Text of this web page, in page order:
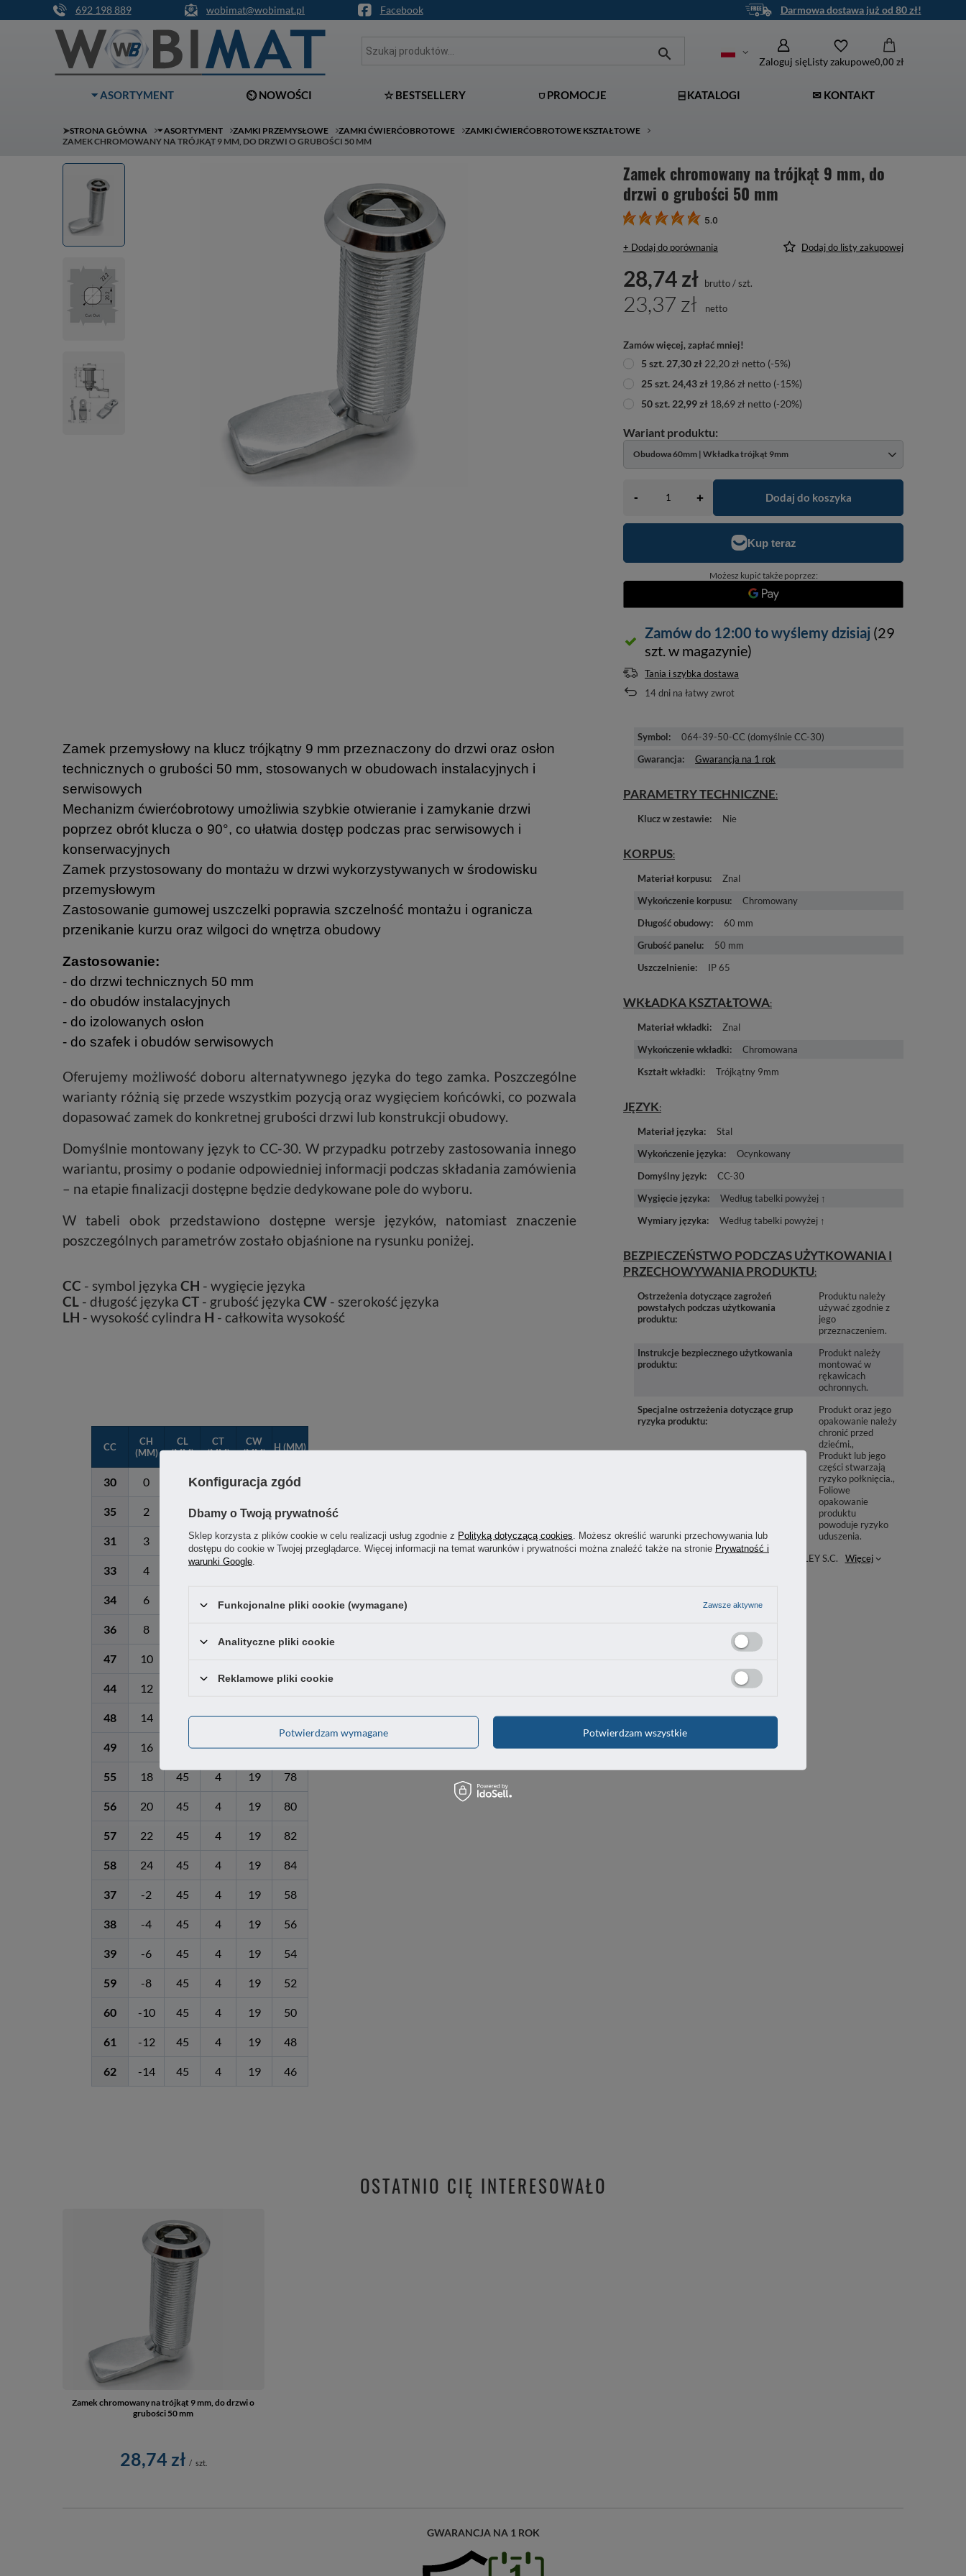
692 198 889 wobimat@wobimat.pl Facebook Darmowa dostawa już od 80 zł!
Zaloguj sięListy zakupowe0,00 zł
⏷ ASORTYMENT ⏲ NOWOŚCI ☆ BESTSELLERY ⛉ PROMOCJE ⌸ KATALOGI ✉ KONTAKT
➤STRONA GŁÓWNA ⏷ ASORTYMENT ZAMKI PRZEMYSŁOWE ZAMKI ĆWIERĆOBROTOWE
ZAMKI ĆWIERĆOBROTOWE KSZTAŁTOWE
ZAMEK CHROMOWANY NA TRÓJKĄT 9 MM, DO DRZWI O GRUBOŚCI 50 MM
Zamek chromowany na trójkąt 9 mm, do
drzwi o grubości 50 mm
5.0
+ Dodaj do porównania Dodaj do listy zakupowej
Obudowa 60mm | Wkładka trójkąt 9mm
- + Dodaj do koszyka
Możesz kupić także poprzez:
28,74 zł brutto/szt.
23,37 zł netto
Zamów więcej, zapłać mniej!
5 szt. 27,30 zł 22,20 zł netto (-5%)
25 szt. 24,43 zł 19,86 zł netto (-15%)
50szt. 22,99 zł 18,69 zł netto (-20%)
Zamów do 12:00 to wyślemy dzisiaj (29
szt. w magazynie)
Tania i szybka dostawa
14dni na łatwy zwrot
Zamek przemysłowy na klucz trójkątny 9 mm przeznaczony do drzwi oraz osłon
technicznych o grubości 50 mm, stosowanych w obudowach instalacyjnych i
serwisowych
Mechanizm ćwierćobrotowy umożliwia szybkie otwieranie i zamykanie drzwi
poprzez obrót klucza o 90°, co ułatwia dostęp podczas prac serwisowych i
konserwacyjnych
Zamek przystosowany do montażu w drzwi wykorzystywanych w środowisku
przemysłowym
Zastosowanie gumowej uszczelki poprawia szczelność montażu i ogranicza
przenikanie kurzu oraz wilgoci do wnętrza obudowy
Zastosowanie:
- do drzwi technicznych 50 mm
- do obudów instalacyjnych
- do izolowanych osłon
- do szafek i obudów serwisowych
Oferujemy możliwość doboru alternatywnego języka do tego zamka. Poszczególne
warianty różnią się przede wszystkim pozycją oraz wygięciem końcówki, co pozwala
dopasować zamek do konkretnej grubości drzwi lub konstrukcji obudowy.
Domyślnie montowany język to CC-30. W przypadku potrzeby zastosowania innego
wariantu, prosimy o podanie odpowiedniej informacji podczas składania zamówienia
– na etapie finalizacji dostępne będzie dedykowane pole do wyboru.
W tabeli obok przedstawiono dostępne wersje języków, natomiast znaczenie
poszczególnych parametrów zostało objaśnione na rysunku poniżej.
CC - symbol języka CH - wygięcie języka
CL - długość języka CT - grubość języka CW - szerokość języka
LH - wysokość cylindra H - całkowita wysokość
CC
CH
(MM)
CL
(MM)
CT
(MM)
CW
(MM)
H (MM)
30 0 4 19 60
35 2 4 19 62
31 3 45 4 19 63
33 4 45 4 19
34 6 4 19 66
36 8
47 10
44 12
48 14 45 4 19 74
49 16 45 4 19 76
55 18 45 4 19 78
56 20 45 4 19 80
57 22 45 4 19 82
58 24 45 4 19 84
37 -2 45 4 19 58
38 -4 45 4 19 56
39 -6 45 4 19 54
59 -8 45 4 19 52
60 -10 45 4 19 50
61 -12 45 4 19 48
62 -14 45 4 19 46
Symbol
064-39-50-CC (domyślnie CC-30)
Gwarancja
Gwarancja na 1 rok
PARAMETRY TECHNICZNE
Klucz w zestawie Nie
KORPUS
Materiał korpusu
Znal
Wykończenie korpusu
Chromowany
Długość obudowy
60 mm
Grubość panelu
50 mm
Uszczelnienie
IP 65
WKŁADKA KSZTAŁTOWA
Materiał wkładki
Znal
Wykończenie wkładki
Chromowana
Kształt wkładki
Trójkątny 9mm
JĘZYK
Materiał języka
Stal
Wykończenie języka
Ocynkowany
Domyślny język
CC-30
Wygięcie języka
Według tabelki powyżej ↑
Wymiary języka
Według tabelki powyżej ↑
BEZPIECZEŃSTWO PODCZAS UŻYTKOWANIA I
PRZECHOWYWANIA PRODUKTU
Ostrzeżenia dotyczące zagrożeń
powstałych podczas użytkowania
produktu
Produktu należy
używać zgodnie z
jego
przeznaczeniem.
Instrukcje bezpiecznego użytkowania
produktu
Produkt należy
montować w
rękawicach
ochronnych.
Specjalne ostrzeżenia dotyczące grup
ryzyka produktu
Produkt oraz jego
opakowanie należy
chronić przed
dziećmi.
Produkt lub jego
części stwarzają
ryzyko połknięcia.
Foliowe
opakowanie
produktu
powoduje ryzyko
uduszenia.
STANLEY S.C. Więcej
OSTATNIO CIĘ INTERESOWAŁO
Zamek chromowany na trójkąt 9 mm, do drzwi o
grubości 50 mm
28,74 zł / szt.
GWARANCJA NA 1 ROK
Konfiguracja zgód
Dbamy o Twoją prywatność
Sklep korzysta z plików cookie w celu realizacji usług zgodnie z Polityką dotyczącą cookies . Możesz określić warunki przechowywania lub
dostępu do cookie w Twojej przeglądarce. Więcej informacji na temat warunków i prywatności można znaleźć także na stronie Prywatność i
warunki Google
Funkcjonalne pliki cookie (wymagane) Zawsze aktywne
Analityczne pliki cookie
Reklamowe pliki cookie
Potwierdzam wymagane Potwierdzam wszystkie